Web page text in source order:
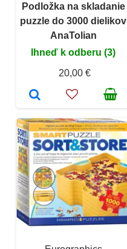
Podložka na skladanie
puzzle do 3000 dielikov
AnaTolian
Ihneď k odberu (3)
20,00 €